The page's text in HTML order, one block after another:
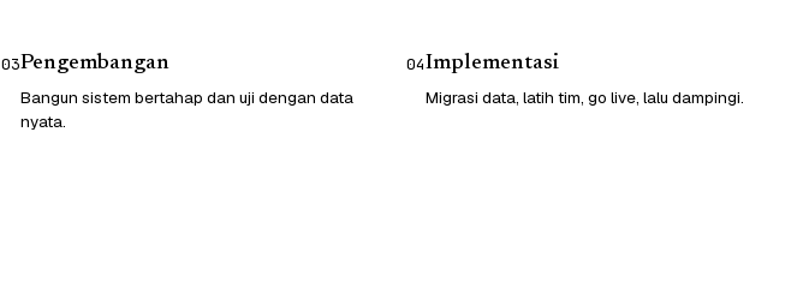
03Pengembangan
Bangun sistem bertahap dan uji dengan data
nyata.
04Implementasi
Migrasi data, latih tim, go live, lalu dampingi.